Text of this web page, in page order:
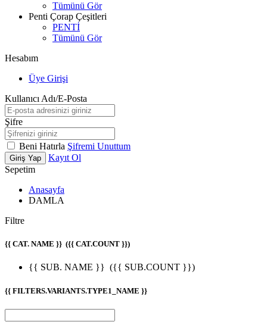
Tümünü Gör
Penti Çorap Çeşitleri
PENTİ
Tümünü Gör
Hesabım
Üye Girişi
Kullanıcı Adı/E-Posta
Şifre
Beni Hatırla Şifremi Unuttum
Giriş Yap
Kayıt Ol
Sepetim
Anasayfa
DAMLA
Filtre
{{ CAT. NAME }} ({{ CAT.COUNT }})
{{ SUB. NAME }} ({{ SUB.COUNT }})
{{ FILTERS.VARIANTS.TYPE1_NAME }}